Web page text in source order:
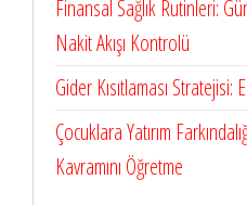
Finansal Sağlık Rutinleri:
Nakit Akışı Kontrolü
Gider Kısıtlaması Stratejisi:
Çocuklara Yatırım
Kavramını Öğretme